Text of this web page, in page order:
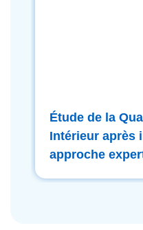
Étude de la
Intérieur après
approche